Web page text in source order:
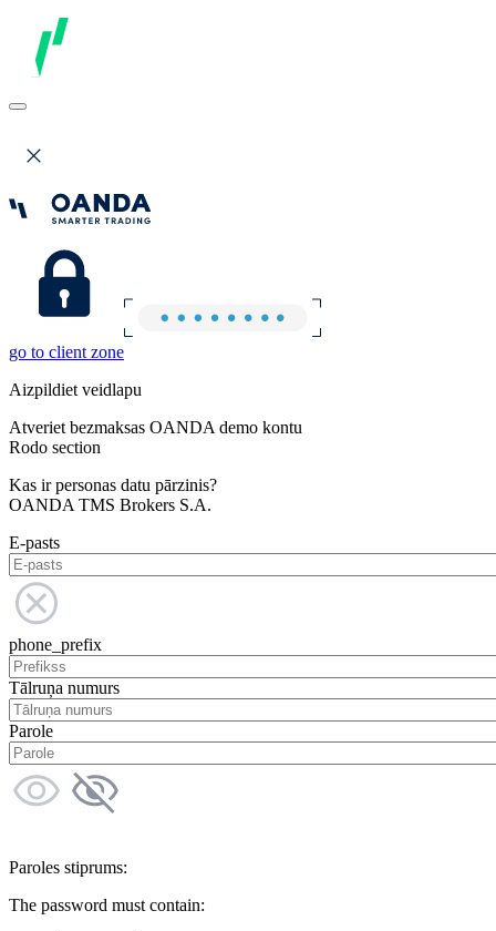
go to client zone
Aizpildiet veidlapu
Atveriet bezmaksas OANDA demo kontu
Rodo section
Kas ir personas datu pārzinis?
OANDA TMS Brokers S.A.
E-pasts
phone_prefix
Tālruņa numurs
Parole
Paroles stiprums:
The password must contain: